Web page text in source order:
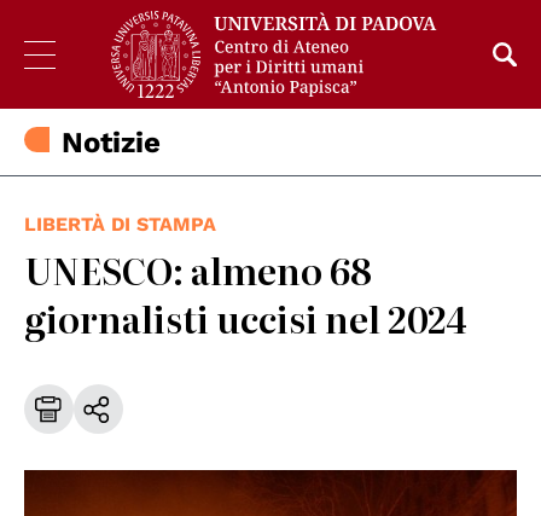
Notizie
LIBERTÀ DI STAMPA
UNESCO: almeno 68
giornalisti uccisi nel 2024